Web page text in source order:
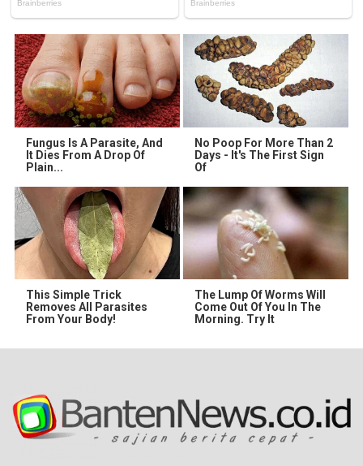
Fungus Is A Parasite, And
It Dies From A Drop Of
Plain...
No Poop For More Than 2
Days - It's The First Sign
Of
This Simple Trick
Removes All Parasites
From Your Body!
The Lump Of Worms Will
Come Out Of You In The
Morning. Try It